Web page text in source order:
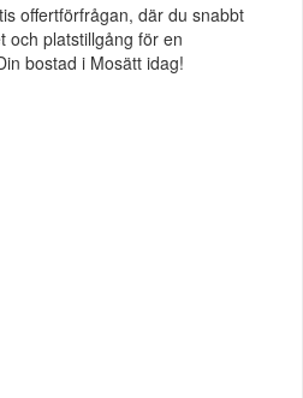
offertförfrågan, där du snabbt
och platstillgång för en
bostad i Mosätt idag!